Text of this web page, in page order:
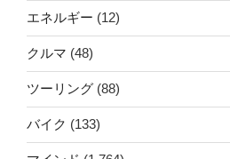
エネルギー (12)
クルマ (48)
ツーリング (88)
バイク (133)